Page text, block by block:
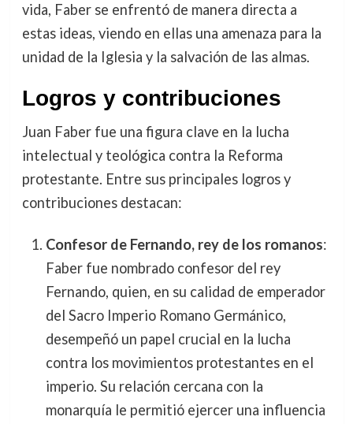
vida, Faber se enfrentó de manera directa a
estas ideas, viendo en ellas una amenaza para la
unidad de la Iglesia y la salvación de las almas.
Logros y contribuciones
Juan Faber fue una figura clave en la lucha
intelectual y teológica contra la Reforma
protestante. Entre sus principales logros y
contribuciones destacan:
Confesor de Fernando, rey de los romanos:
Faber fue nombrado confesor del rey
Fernando, quien, en su calidad de emperador
del Sacro Imperio Romano Germánico,
desempeñó un papel crucial en la lucha
contra los movimientos protestantes en el
imperio. Su relación cercana con la
monarquía le permitió ejercer una influencia